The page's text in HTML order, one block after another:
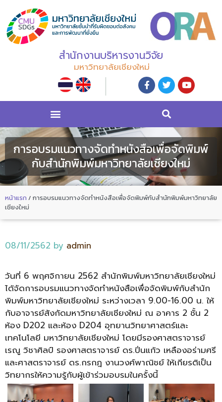
สำนักงานบริหารงานวิจัย
มหาวิทยาลัยเชียงใหม่
การอบรมแนวทางจัดทำหนังสือเพื่อจัดพิมพ์
กับสำนักพิมพ์มหาวิทยาลัยเชียงใหม่
หน้าแรก / การอบรมแนวทางจัดทำหนังสือเพื่อจัดพิมพ์กับสำนักพิมพ์มหาวิทยาลัย
เชียงใหม่
08/11/2562 by admin
วันที่ 6 พฤศจิกายน 2562 สำนักพิมพ์มหาวิทยาลัยเชียงใหม่
ได้จัดการอบรมแนวทางจัดทำหนังสือเพื่อจัดพิมพ์กับสำนัก
พิมพ์มหาวิทยาลัยเชียงใหม่ ระหว่างเวลา 9.00-16.00 น. ให้
กับอาจารย์สังกัดมหาวิทยาลัยเชียงใหม่ ณ อาคาร 2 ชั้น 2
ห้อง D202 และห้อง D204 อุทยานวิทยาศาสตร์และ
เทคโนโลยี มหาวิทยาลัยเชียงใหม่ โดยมีรองศาสตราจารย์
เรณู วิชาศิลป์ รองศาสตราจารย์ ดร.ปิ่นแก้ว เหลืองอร่ามศรี
และศาสตราจารย์ ดร.กรกฎ งานวงศ์พาณิชย์ ให้เกียรติเป็น
วิทยากรให้ความรู้กับผู้เข้าร่วมอบรมในครั้งนี้